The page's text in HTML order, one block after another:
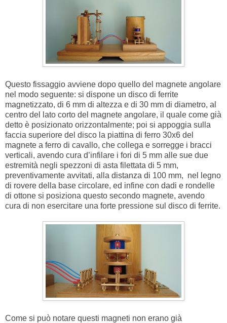
Questo fissaggio avviene dopo quello del magnete angolare
nel modo seguente: si dispone un disco di ferrite
magnetizzato, di 6 mm di altezza e di 30 mm di diametro, al
centro del lato corto del magnete angolare, il quale come già
detto è posizionato orizzontalmente; poi si appoggia sulla
faccia superiore del disco la piattina di ferro 30x6 del
magnete a ferro di cavallo, che collega e sorregge i bracci
verticali, avendo cura d’infilare i fori di 5 mm alle sue due
estremità negli spezzoni di asta filettata di 5 mm,
preventivamente avvitati, alla distanza di 100 mm, nel legno
di rovere della base circolare, ed infine con dadi e rondelle
di ottone si posiziona questo secondo magnete, avendo
cura di non esercitare una forte pressione sul disco di ferrite.
Come si può notare questi magneti non erano già